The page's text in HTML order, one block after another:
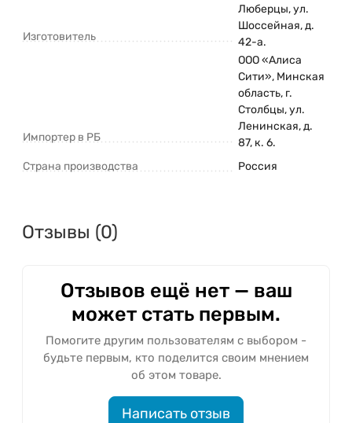
Изготовитель
Люберцы, ул.
Шоссейная, д.
42-а.
Импортер в РБ
ООО «Алиса
Сити», Минская
область, г.
Столбцы, ул.
Ленинская, д.
87, к. 6.
Страна производства
Россия
Отзывы (0)
Отзывов ещё нет — ваш
может стать первым.
Помогите другим пользователям с выбором -
будьте первым, кто поделится своим мнением
об этом товаре.
Написать отзыв